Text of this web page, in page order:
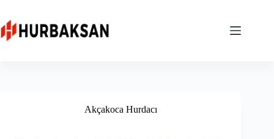
content
Akçakoca Hurdacı